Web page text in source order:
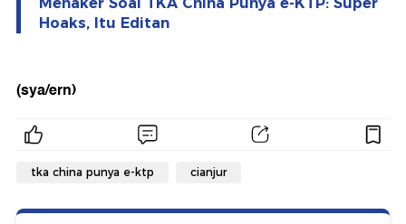
Hoaks, Itu Editan
(sya/ern)
tka china punya e-ktp cianjur